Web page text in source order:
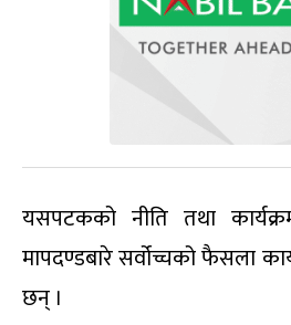
यसपटकको नीति तथा
मापदण्डबारे सर्वोच्चको फैसला
छन् ।